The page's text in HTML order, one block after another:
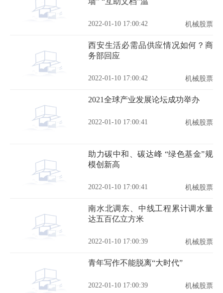
2022-01-10 17:00:42 机械股票
西安生活必需品供应情况如何？商
务部回应
2022-01-10 17:00:42 机械股票
2021全球产业发展论坛成功举办
2022-01-10 17:00:41 机械股票
助力碳中和、碳达峰 “绿色基金”规
模创新高
2022-01-10 17:00:41 机械股票
南水北调东、中线工程累计调水量
达五百亿立方米
2022-01-10 17:00:39 机械股票
青年写作不能脱离“大时代”
2022-01-10 17:00:39 机械股票